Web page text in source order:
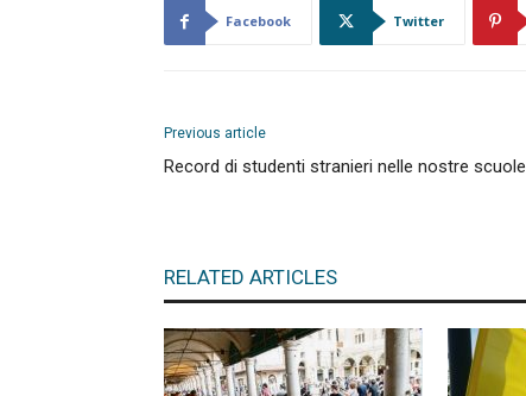
Facebook Twitter
Previous article
Record di studenti stranieri nelle nostre scuole
RELATED ARTICLES